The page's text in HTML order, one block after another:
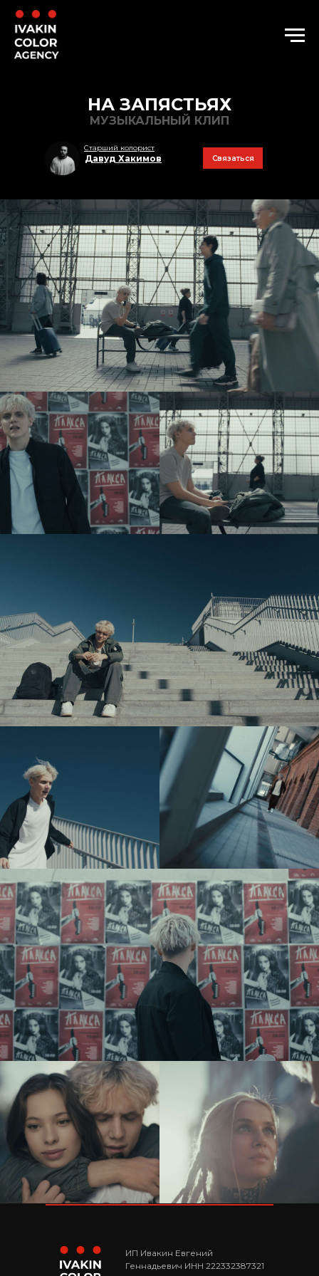
Давуд Хакимов Связаться
НА ЗАПЯСТЬЯХ
Старший колорист
МУЗЫКАЛЬНЫЙ КЛИП
ИП Ивакин Евгений
Геннадьевич ИНН 222332387321